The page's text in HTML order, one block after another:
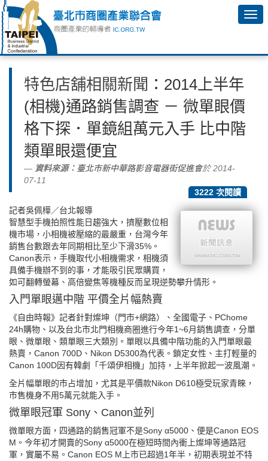
特色店舖相關新聞 ：2014上半年
(相機)通路銷售調查 － 微單眼價
格下探．單鏡組萬元入手 比中階
類單眼還便宜
資料來源： 臺北市新中華路影音電器街促進會於 2014-
07-11
3222 次閱讀
記者吳佩樺／台北報導
智慧型手機拍照性能日趨強大，擠壓數位相
機市場，小相機被壓縮的最嚴重，台灣今年
銷售台數跟去年同期相比至少下滑35%。
Canon表示，手機取代小相機需求，相機須
具備手機辦不到的事，才能吸引民眾購買，
如可翻轉螢幕、高倍變焦等機種反而呈現逆勢攀升情形。
入門單眼邁中階 平價全片幅熱賣
《自由時報》記者針對燦坤（門市+網路）、全國電子、PChome
24h購物、以及台北市北門相機商圈進行今年1~6月銷售調查，分單
眼、微單眼、類單眼三大類別。單眼以具備中階功能的入門單眼最
熱賣，Canon 700D、Nikon D5300為代表。鎖定女性、主打輕量的
Canon 100D因有韓劇「千頌伊相機」加持，上半年掀起一波風潮。
全片幅單眼的市占增加，尤其是平價款Nikon D610極受玩家青睞，
市售機身不用5萬元就能入手。
微單眼冠軍 Sony、Canon並列
微單眼方面，四通路的銷售冠軍不是Sony α5000、便是Canon EOS
M。今年初才開賣的Sony α5000在極短時間內衝上燦坤等通路冠
軍，實屬不易。Canon EOS M上市已超過1年半，初期表現並不特